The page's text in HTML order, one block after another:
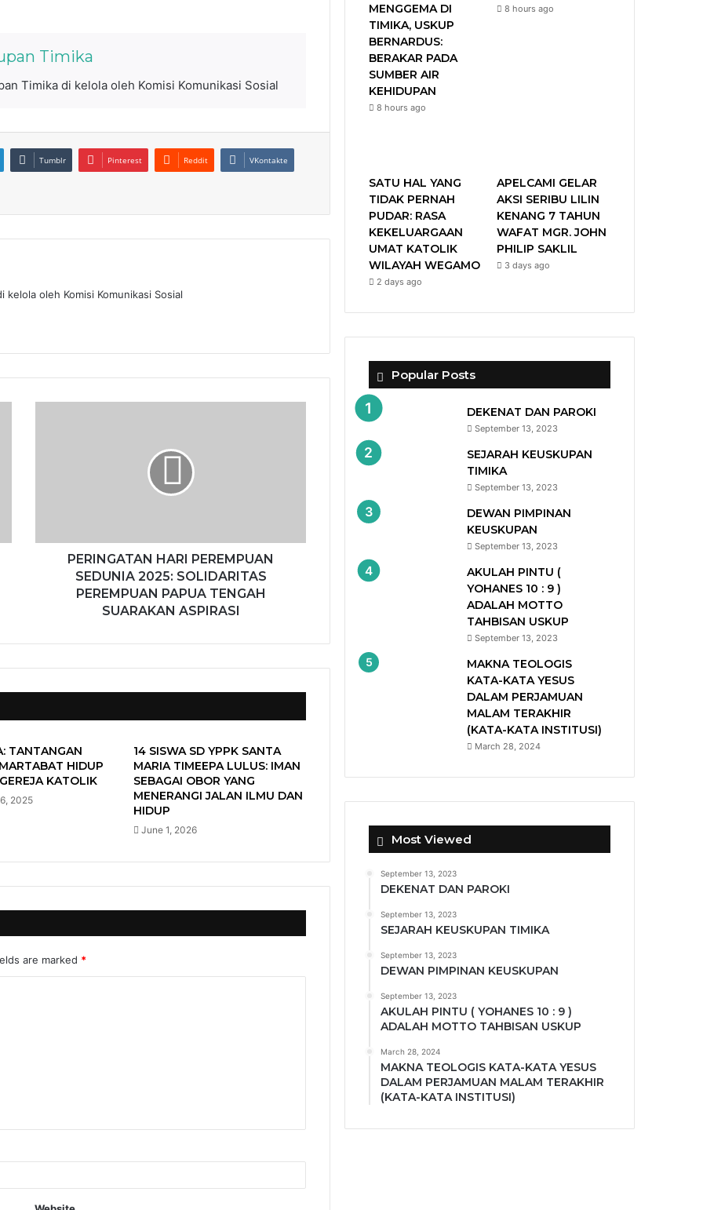
Timika
Timika di kelola oleh Komisi Komunikasi Sosial
Tumblr Pinterest Reddit VKontakte
kelola oleh Komisi Komunikasi Sosial
PERINGATAN HARI PEREMPUAN
SEDUNIA 2025: SOLIDARITAS
PEREMPUAN PAPUA TENGAH
SUARAKAN ASPIRASI
TANTANGAN
HIDUP
KATOLIK
2025
14 SISWA SD YPPK SANTA
MARIA TIMEEPA LULUS: IMAN
SEBAGAI OBOR YANG
MENERANGI JALAN ILMU DAN
HIDUP
June 1, 2026
are marked *
k
MENGGEMA DI
TIMIKA, USKUP
BERNARDUS:
BERAKAR PADA
SUMBER AIR
KEHIDUPAN
8 hours ago
8 hours ago
SATU HAL YANG
TIDAK PERNAH
PUDAR: RASA
KEKELUARGAAN
UMAT KATOLIK
WILAYAH WEGAMO
2 days ago
APELCAMI GELAR
AKSI SERIBU LILIN
KENANG 7 TAHUN
WAFAT MGR. JOHN
PHILIP SAKLIL
3 days ago
Popular Posts
DEKENAT DAN PAROKI
September 13, 2023
SEJARAH KEUSKUPAN
TIMIKA
September 13, 2023
DEWAN PIMPINAN
KEUSKUPAN
September 13, 2023
AKULAH PINTU (
YOHANES 10 : 9 )
ADALAH MOTTO
TAHBISAN USKUP
September 13, 2023
MAKNA TEOLOGIS
KATA-KATA YESUS
DALAM PERJAMUAN
MALAM TERAKHIR
(KATA-KATA INSTITUSI)
March 28, 2024
Most Viewed
September 13, 2023
DEKENAT DAN PAROKI
September 13, 2023
SEJARAH KEUSKUPAN TIMIKA
September 13, 2023
DEWAN PIMPINAN KEUSKUPAN
September 13, 2023
AKULAH PINTU ( YOHANES 10 : 9 )
ADALAH MOTTO TAHBISAN USKUP
March 28, 2024
MAKNA TEOLOGIS KATA-KATA YESUS
DALAM PERJAMUAN MALAM TERAKHIR
(KATA-KATA INSTITUSI)